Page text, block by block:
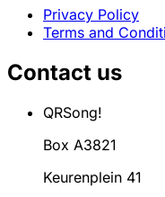
Privacy Policy
Terms and
Contact us
QRSong!
Box A3821
Keurenplein 41